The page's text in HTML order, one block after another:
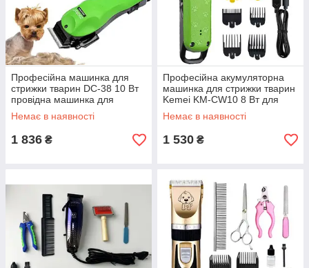
Професійна машинка для
стрижки тварин DC-38 10 Вт
провідна машинка для
грумінгу 4 насадки
Немає в наявності
1 836 ₴
Професійна акумуляторна
машинка для стрижки тварин
Kemei KM-CW10 8 Вт для
грумінгу 6 насадок
Немає в наявності
1 530 ₴